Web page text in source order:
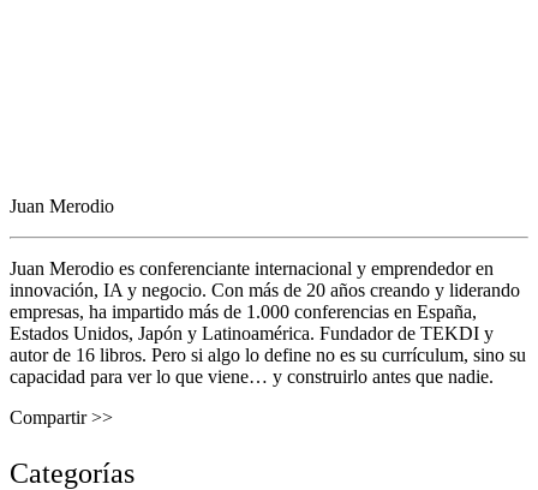
Juan Merodio
Juan Merodio es conferenciante internacional y emprendedor en
innovación, IA y negocio. Con más de 20 años creando y liderando
empresas, ha impartido más de 1.000 conferencias en España,
Estados Unidos, Japón y Latinoamérica. Fundador de TEKDI y
autor de 16 libros. Pero si algo lo define no es su currículum, sino su
capacidad para ver lo que viene… y construirlo antes que nadie.
Compartir >>
Categorías